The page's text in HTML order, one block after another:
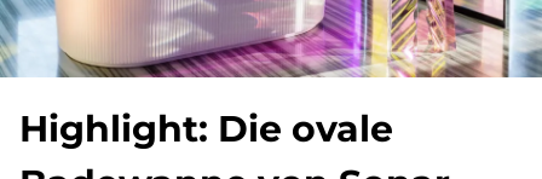
High­lig­ht: Die ova­le